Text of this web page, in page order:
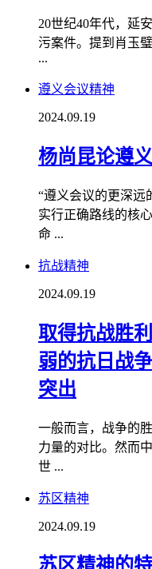
20世纪40年代，延
污案件。提到肖玉
...
遵义会议精神
2024.09.19
杨尚昆论遵
“遵义会议的更深远
实行正确路线的核
命 ...
抗战精神
2024.09.19
取得抗战胜
弱的抗日战
突出
一般而言，战争的
力量的对比。然而
世 ...
苏区精神
2024.09.19